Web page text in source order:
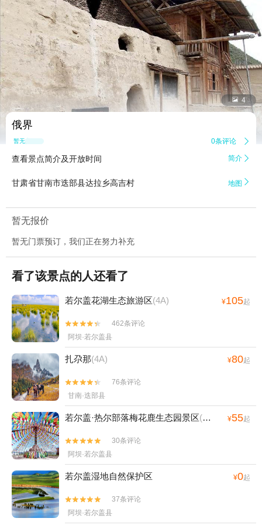
 4
俄界
暂无点评 0条评论 
查看景点简介及开放时间 简介 
甘肃省甘南市迭部县达拉乡高吉村 地图 
暂无报价
暂无门票预订，我们正在努力补充
看了该景点的人还看了
若尔盖花湖生态旅游区(4A) ¥105起


462条评论
阿坝·若尔盖县
扎尕那(4A) ¥80起


76条评论
甘南·迭部县
若尔盖·热尔部落梅花鹿生态园景区(3A) ¥55起


30条评论
阿坝·若尔盖县
若尔盖湿地自然保护区 ¥0起


37条评论
阿坝·若尔盖县
